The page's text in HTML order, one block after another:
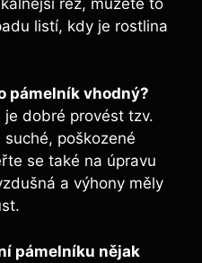
listí, kdy je rostlina
pámelník vhodný?
je dobré provést tzv.
poškozené
se také na úpravu
a výhony měly
pámelníku nějak